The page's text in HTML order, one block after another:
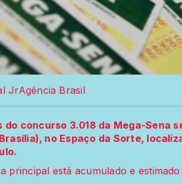
JrAgência Brasil
do concurso 3.018 da Mega-Sena
no Espaço da Sorte,
principal está acumulado e estimado